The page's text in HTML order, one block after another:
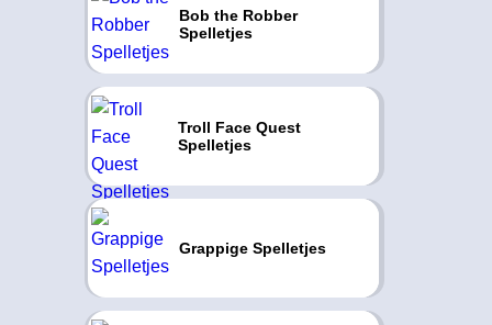
Bob the Robber
Spelletjes
Troll Face Quest
Spelletjes
Grappige Spelletjes